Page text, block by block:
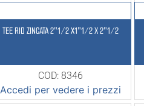
TEE RID ZINCATA 2″1/2 X1″1/2 X 2″1/2
COD: 8346
Accedi per vedere i prezzi